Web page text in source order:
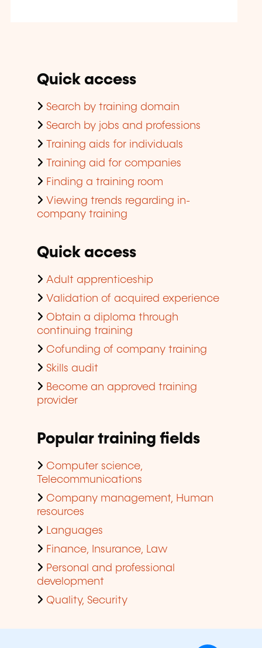
Quick access
Search by training domain
Search by jobs and professions
Training aids for individuals
Training aid for companies
Finding a training room
Viewing trends regarding in-
company training
Quick access
Adult apprenticeship
Validation of acquired experience
Obtain a diploma through
continuing training
Cofunding of company training
Skills audit
Become an approved training
provider
Popular training fields
Computer science,
Telecommunications
Company management, Human
resources
Languages
Finance, Insurance, Law
Personal and professional
development
Quality, Security